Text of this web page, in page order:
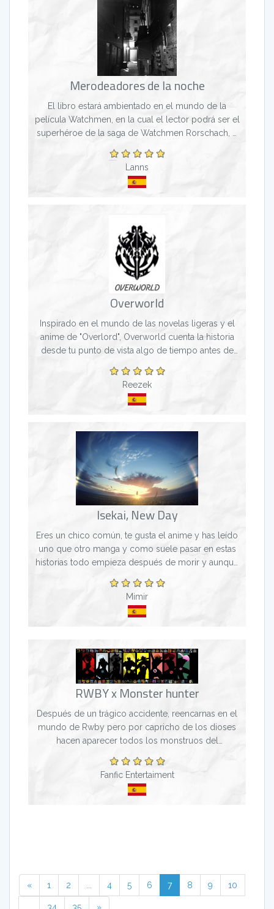
Merodeadores de la noche
El libro estará ambientado en el mundo de la
película Watchmen, en la cual el lector podrá ser el
superhéroe de la saga de Watchmen Rorschach, o
Dependiendo del...
Lanns
Overworld
Inspirado en el mundo de las novelas ligeras y el
anime de "Overlord", Overworld cuenta la historia
desde tu punto de vista algo de tiempo antes de
mundo....
Reezek
Isekai, New Day
Eres un chico común, te gusta el anime y has leído
uno que otro manga y como suele pasar en estas
historias todo empieza después de morir y aunque
geni...
Mimir
RWBY x Monster hunter
Después de un trágico accidente, reencarnas en el
mundo de Rwby pero por capricho de los dioses
hacen aparecer todos los monstruos del
nuevo en una tribu...
Fanfic Entertaiment
« 1 2 4 5 6 7 8 9 10